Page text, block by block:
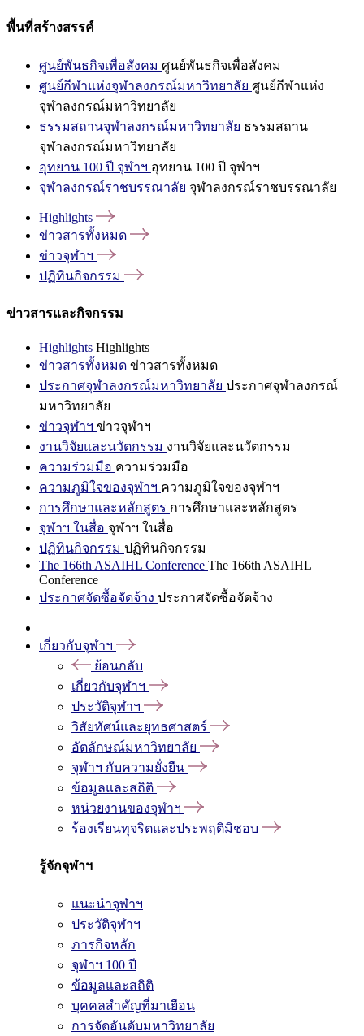
พื้นที่สร้างสรรค์
ศูนย์พันธกิจเพื่อสังคม ศูนย์พันธกิจเพื่อสังคม
ศูนย์กีฬาแห่งจุฬาลงกรณ์มหาวิทยาลัย ศูนย์กีฬาแห่ง
จุฬาลงกรณ์มหาวิทยาลัย
ธรรมสถานจุฬาลงกรณ์มหาวิทยาลัย ธรรมสถาน
จุฬาลงกรณ์มหาวิทยาลัย
อุทยาน 100 ปี จุฬาฯ อุทยาน 100 ปี จุฬาฯ
จุฬาลงกรณ์ราชบรรณาลัย จุฬาลงกรณ์ราชบรรณาลัย
Highlights
ข่าวสารทั้งหมด
ข่าวจุฬาฯ
ปฏิทินกิจกรรม
ข่าวสารและกิจกรรม
Highlights Highlights
ข่าวสารทั้งหมด ข่าวสารทั้งหมด
ประกาศจุฬาลงกรณ์มหาวิทยาลัย ประกาศจุฬาลงกรณ์
มหาวิทยาลัย
ข่าวจุฬาฯ ข่าวจุฬาฯ
งานวิจัยและนวัตกรรม งานวิจัยและนวัตกรรม
ความร่วมมือ ความร่วมมือ
ความภูมิใจของจุฬาฯ ความภูมิใจของจุฬาฯ
การศึกษาและหลักสูตร การศึกษาและหลักสูตร
จุฬาฯ ในสื่อ จุฬาฯ ในสื่อ
ปฏิทินกิจกรรม ปฏิทินกิจกรรม
The 166th ASAIHL Conference The 166th ASAIHL
Conference
ประกาศจัดซื้อจัดจ้าง ประกาศจัดซื้อจัดจ้าง
เกี่ยวกับจุฬาฯ
ย้อนกลับ
เกี่ยวกับจุฬาฯ
ประวัติจุฬาฯ
วิสัยทัศน์และยุทธศาสตร์
อัตลักษณ์มหาวิทยาลัย
จุฬาฯ กับความยั่งยืน
ข้อมูลและสถิติ
หน่วยงานของจุฬาฯ
ร้องเรียนทุจริตและประพฤติมิชอบ
รู้จักจุฬาฯ
แนะนำจุฬาฯ
ประวัติจุฬาฯ
ภารกิจหลัก
จุฬาฯ 100 ปี
ข้อมูลและสถิติ
บุคคลสำคัญที่มาเยือน
การจัดอันดับมหาวิทยาลัย